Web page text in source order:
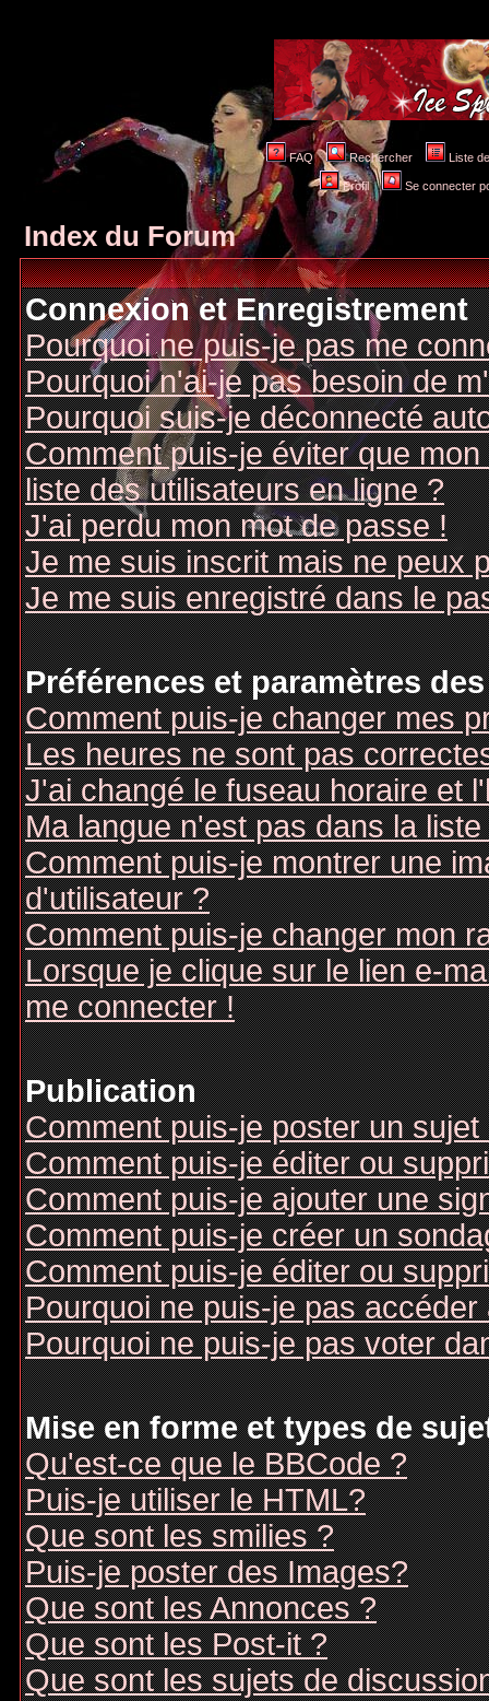
FAQ Rechercher Liste
Profil Se connecter
Index du Forum
Connexion et Enregistrement
Pourquoi ne puis-je pas me
Pourquoi n'ai-je pas besoin de
Pourquoi suis-je déconnecté
Comment puis-je éviter que
liste des utilisateurs en ligne ?
J'ai perdu mon mot de passe !
Je me suis inscrit mais ne peux
Je me suis enregistré dans le
Préférences et paramètres
Comment puis-je changer mes
Les heures ne sont pas
J'ai changé le fuseau horaire et
Ma langue n'est pas dans la liste
Comment puis-je montrer une
d'utilisateur ?
Comment puis-je changer mon
Lorsque je clique sur le lien e-
me connecter !
Publication
Comment puis-je poster un
Comment puis-je éditer ou
Comment puis-je ajouter une
Comment puis-je créer un
Comment puis-je éditer ou
Pourquoi ne puis-je pas accéder
Pourquoi ne puis-je pas voter
Mise en forme et types de
Qu'est-ce que le BBCode ?
Puis-je utiliser le HTML?
Que sont les smilies ?
Puis-je poster des Images?
Que sont les Annonces ?
Que sont les Post-it ?
Que sont les sujets de